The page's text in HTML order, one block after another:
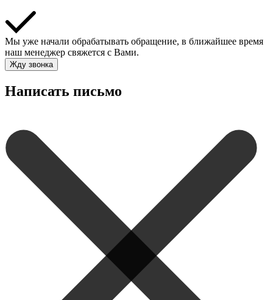
Мы уже начали обрабатывать обращение, в ближайшее время
наш менеджер свяжется с Вами.
Жду звонка
Написать письмо